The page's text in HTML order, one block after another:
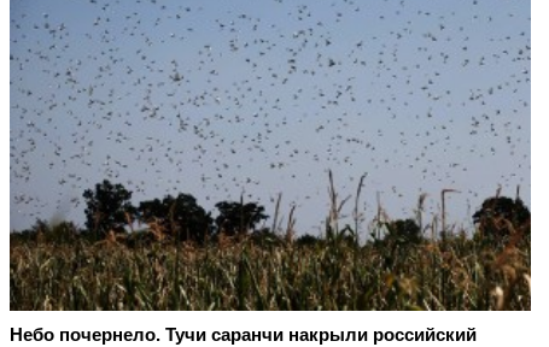
Небо почернело. Тучи саранчи накрыли российский